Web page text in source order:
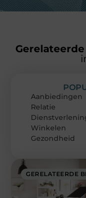
GERELATEERDE
Aanbiedingen
Relatie
Winkelen
Gezondheid